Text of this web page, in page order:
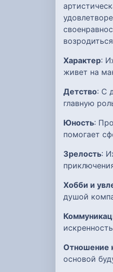
Характер:
живет на
Детство: С
главную
Юность:
помогает
Зрелость:
Хобби и
душой
Отношение
основой